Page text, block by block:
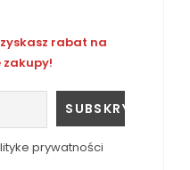
rabat na
zakupy!
prywatności